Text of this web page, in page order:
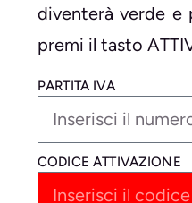
diventerà verde e
premi il tasto
PARTITA IVA
CODICE ATTIVAZIONE